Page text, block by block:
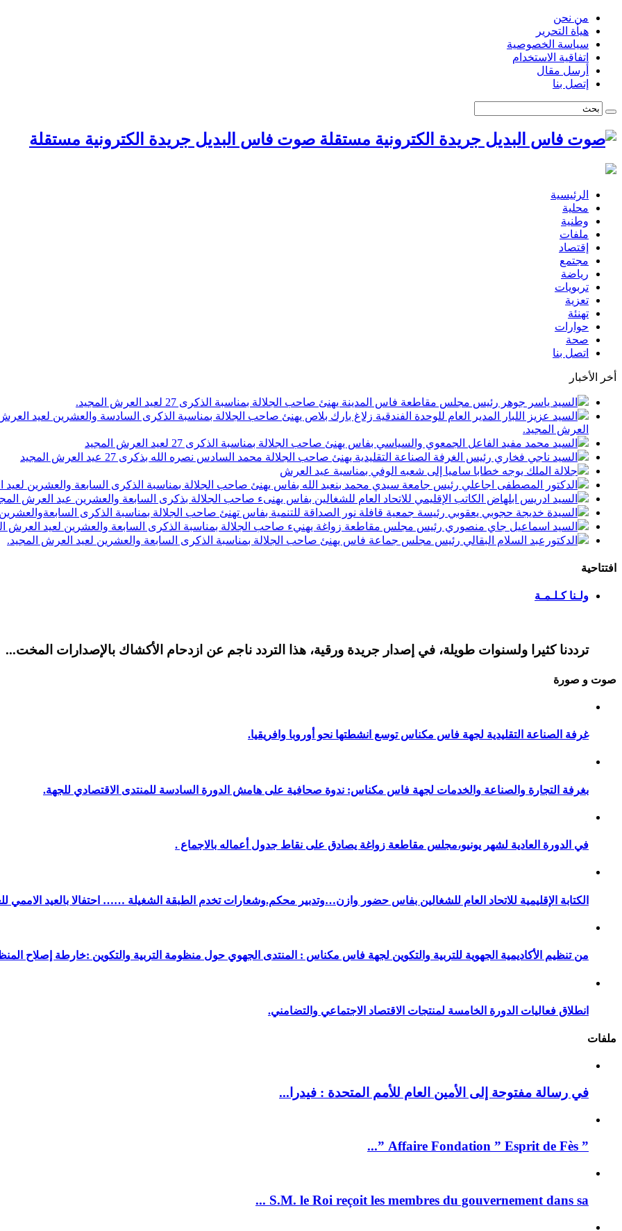
من نحن
هيأة التحرير
سياسة الخصوصية
اتفاقية الاستخدام
أرسل مقال
إتصل بنا
صوت فاس البديل جريدة الكترونية مستقلة
الرئيسية
محلية
وطنية
ملفات
إقتصاد
مجتمع
رياضة
تربويات
تعزية
تهنئة
حوارات
صحة
اتصل بنا
أخر الأخبار
السيد ياسر جوهر رئيس مجلس مقاطعة فاس المدينة يهنئ صاحب الجلالة بمناسبة الذكرى 27 لعيد العرش المجيد.
السيد عزيز اللبار المدير العام للوحدة الفندقية زلاغ بارك بلاص يهنئ صاحب الجلالة بمناسبة الذكرى السادسة والعشرين لعيد
العرش المجيد.
السيد محمد مفيد الفاعل الجمعوي والسياسي بفاس يهنئ صاحب الجلالة بمناسبة الذكرى 27 لعيد العرش المجيد
السيد ناجي فخاري رئيس الغرفة الصناعة التقليدية يهنئ صاحب الجلالة محمد السادس نصره الله بذكرى 27 عيد العرش المجيد
جلالة الملك يوجه خطابا ساميا إلى شعبه الوفي بمناسبة عيد العرش
الدكتور المصطفى اجاعلي رئيس جامعة سيدي محمد بنعبد الله بفاس يهنئ صاحب الجلالة بمناسبة الذكرى السابعة والعشرين لعيد
السيد ادريس ابلهاض الكاتب الإقليمي للاتحاد العام للشغالين بفاس يهنىء صاحب الجلالة بذكرى السابعة والعشرين عيد العرش
السيدة خديجة حجوبي يعقوبي رئيسة جمعية قافلة نور الصداقة للتنمية بفاس تهنئ صاحب الجلالة بمناسبة الذكرى
السيد اسماعيل جاي منصوري رئيس مجلس مقاطعة زواغة يهنيء صاحب الجلالة بمناسبة الذكرى السابعة والعشرين لعيد العرش
الدكتورعبد السلام البقالي رئيس مجلس جماعة فاس يهنئ صاحب الجلالة بمناسبة الذكرى السابعة والعشرين لعيد العرش المجيد.
افتتاحية
ولـنا كـلـمـة
ترددنا كثيرا ولسنوات طويلة، في إصدار جريدة ورقية، هذا التردد ناجم عن ازدحام الأكشاك بالإصدارات المخت...
صوت و صورة
غرفة الصناعة التقليدية لجهة فاس مكناس توسع انشطتها نحو أوروبا وافريقيا.
بغرفة التجارة والصناعة والخدمات لجهة فاس مكناس: ندوة صحافية على هامش الدورة السادسة للمنتدى الاقتصادي للجهة.
في الدورة العادية لشهر يونيو،مجلس مقاطعة زواغة يصادق على نقاط جدول أعماله بالاجماع .
الكتابة الإقليمية للاتحاد العام للشغالين بفاس حضور وازن…وتدبير محكم.وشعارات تخدم الطبقة الشغيلة …… احتفالا بالعيد الاممي
من تنظيم الأكاديمية الجهوية للتربية والتكوين لجهة فاس مكناس : المنتدى الجهوي حول منظومة التربية والتكوين :خارطة إصلاح
انطلاق فعاليات الدورة الخامسة لمنتجات الاقتصاد الاجتماعي والتضامني.
ملفات
في رسالة مفتوحة إلى الأمين العام للأمم المتحدة : فيدرا...
” Affaire Fondation ” Esprit de Fès ”...
S.M. le Roi reçoit les membres du gouvernement dans sa ...